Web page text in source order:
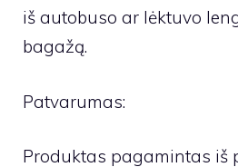
iš autobuso ar lėktuvo
bagažą.
Patvarumas:
Produktas pagamintas iš